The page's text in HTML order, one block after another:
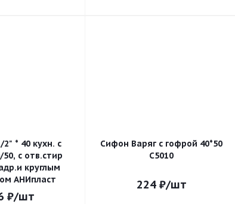
* 40 кухн. с
с отв.стир
круглым
АНИпласт
₽/шт
Сифон Варяг с гофрой 40*50
С5010
224₽/шт